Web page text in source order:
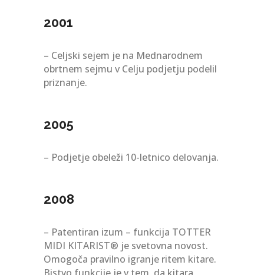
2001
– Celjski sejem je na Mednarodnem
obrtnem sejmu v Celju podjetju podelil
priznanje.
2005
– Podjetje obeleži 10-letnico delovanja.
2008
– Patentiran izum – funkcija TOTTER
MIDI KITARIST® je svetovna novost.
Omogoča pravilno igranje ritem kitare.